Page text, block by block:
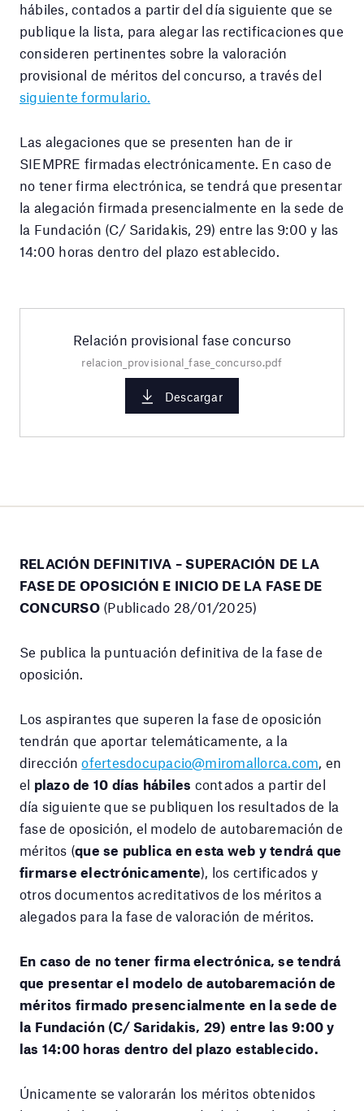
hábiles, contados a partir del día siguiente que se
publique la lista, para alegar las rectificaciones que
consideren pertinentes sobre la valoración
provisional de méritos del concurso, a través del
siguiente formulario.
Las alegaciones que se presenten han de ir
SIEMPRE firmadas electrónicamente. En caso de
no tener firma electrónica, se tendrá que presentar
la alegación firmada presencialmente en la sede de
la Fundación (C/ Saridakis, 29) entre las 9:00 y las
14:00 horas dentro del plazo establecido.
Relación provisional fase concurso
relacion_provisional_fase_concurso.pdf
Descargar
RELACIÓN DEFINITIVA – SUPERACIÓN DE LA
FASE DE OPOSICIÓN E INICIO DE LA FASE DE
CONCURSO (Publicado 28/01/2025)
Se publica la puntuación definitiva de la fase de
oposición.
Los aspirantes que superen la fase de oposición
tendrán que aportar telemáticamente, a la
direcciónofertesdocupacio@miromallorca.com, en
el plazo de 10 días hábiles contados a partir del
día siguiente que se publiquen los resultados de la
fase de oposición, el modelo de autobaremación de
méritos (que se publica en esta web y tendrá que
firmarse electrónicamente), los certificados y
otros documentos acreditativos de los méritos a
alegados para la fase de valoración de méritos.
En caso de no tener firma electrónica, se tendrá
que presentar el modelo de autobaremación de
méritos firmado presencialmente en la sede de
la Fundación (C/ Saridakis, 29) entre las 9:00 y
las 14:00 horas dentro del plazo establecido.
Únicamente se valorarán los méritos obtenidos